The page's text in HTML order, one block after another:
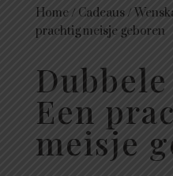
Home/ Cadeaus/
prachtig meisje geboren
Een
meisje